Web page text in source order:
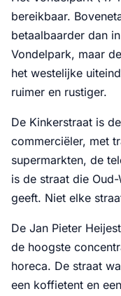
bereikbaar.
betaalbaarder dan
Vondelpark, maar
het westelijke
ruimer en rustiger.
De Kinkerstraat is
commerciëler, met
supermarkten, de
is de straat die
geeft. Niet elke
De Jan Pieter
de hoogste
horeca. De straat
een koffietent en